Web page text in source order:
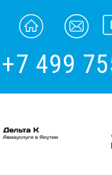
+7 499